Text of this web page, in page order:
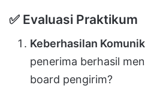
✅ Evaluasi Praktikum
Keberhasilan
penerima berhasil
board pengirim?